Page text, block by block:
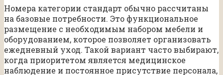
Номера категории стандарт обычно рассчитаны
на базовые потребности. Это функциональное
размещение с необходимым набором мебели и
оборудованием, которое позволяет организовать
ежедневный уход. Такой вариант часто выбирают,
когда приоритетом является медицинское
наблюдение и постоянное присутствие персонала,